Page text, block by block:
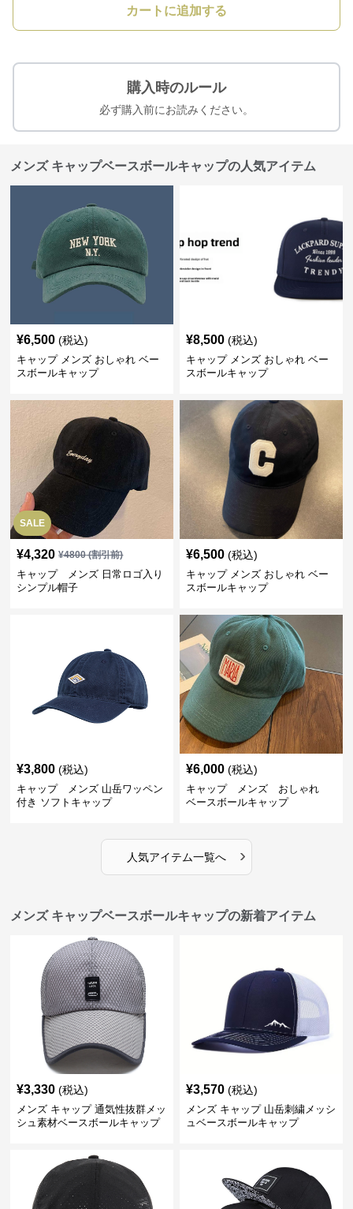
カートに追加する
購入時のルール
必ず購入前にお読みください。
メンズ キャップベースボールキャップの人気アイテム
¥6,500 (税込)
キャップ メンズ おしゃれ ベー
スボールキャップ
¥8,500 (税込)
キャップ メンズ おしゃれ ベー
スボールキャップ
SALE
¥4,320 ¥4800(割引前)
キャップ メンズ 日常ロゴ入り
シンプル帽子
¥6,500 (税込)
キャップ メンズ おしゃれ ベー
スボールキャップ
¥3,800 (税込)
キャップ メンズ 山岳ワッペン
付き ソフトキャップ
¥6,000 (税込)
キャップ メンズ おしゃれ
ベースボールキャップ
人気アイテム一覧へ ›
メンズ キャップベースボールキャップの新着アイテム
¥3,330 (税込)
メンズ キャップ 通気性抜群メッ
シュ素材ベースボールキャップ
¥3,570 (税込)
メンズ キャップ 山岳刺繍メッシ
ュベースボールキャップ